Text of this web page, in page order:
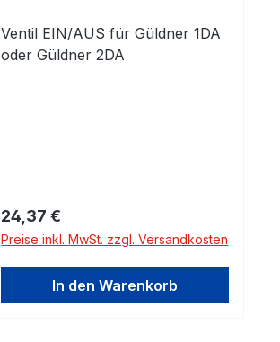
Ventil EIN/AUS für Güldner 1DA
oder Güldner 2DA
Regulärer Preis:
24,37 €
Preise inkl. MwSt. zzgl. Versandkosten
In den Warenkorb